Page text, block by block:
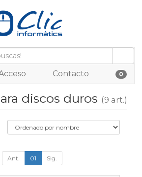
Contacto 0
discos duros (9 art.)
Ant. 01 Sig.